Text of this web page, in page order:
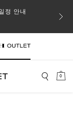
정 안내
0